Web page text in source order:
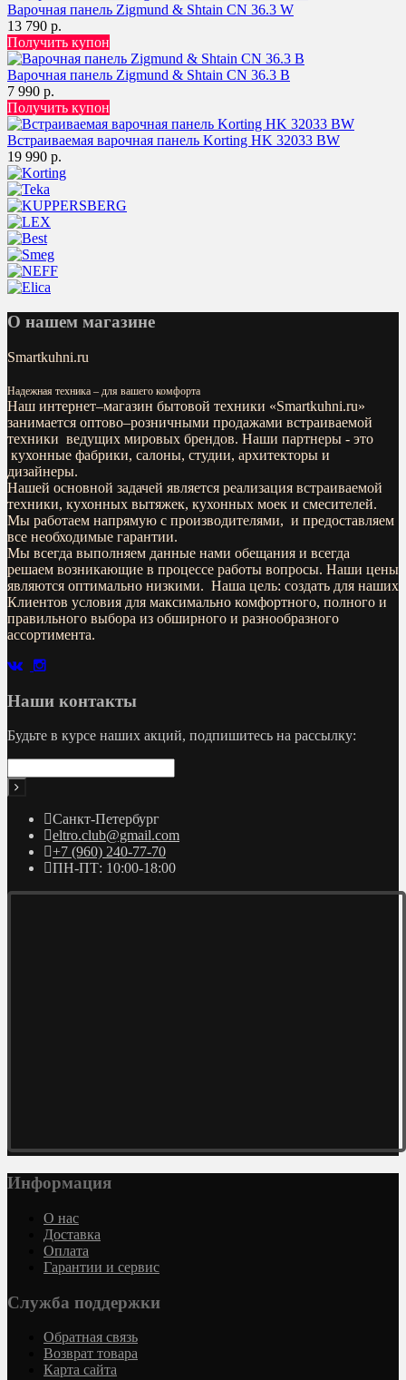
Варочная панель Zigmund & Shtain CN 36.3 W
13 790 р.
Получить купон
Варочная панель Zigmund & Shtain CN 36.3 B
7 990 р.
Получить купон
Встраиваемая варочная панель Korting HK 32033 BW
19 990 р.
О нашем магазине
Smartkuhni.ru
Надежная техника – для вашего комфорта
Наш интернет–магазин бытовой техники «Smartkuhni.ru»
занимается оптово–розничными продажами встраиваемой
техники ведущих мировых брендов. Наши партнеры - это
кухонные фабрики, салоны, студии, архитекторы и
дизайнеры.
Нашей основной задачей является реализация встраиваемой
техники, кухонных вытяжек, кухонных моек и смесителей.
Мы работаем напрямую с производителями, и предоставляем
все необходимые гарантии.
Мы всегда выполняем данные нами обещания и всегда
решаем возникающие в процессе работы вопросы. Наши цены
являются оптимально низкими. Наша цель: создать для наших
Клиентов условия для максимально комфортного, полного и
правильного выбора из обширного и разнообразного
ассортимента.
Наши контакты
Будьте в курсе наших акций, подпишитесь на рассылку:
Санкт-Петербург
eltro.club@gmail.com
+7 (960) 240-77-70
ПН-ПТ: 10:00-18:00
Информация
О нас
Доставка
Оплата
Гарантии и сервис
Служба поддержки
Обратная связь
Возврат товара
Карта сайта